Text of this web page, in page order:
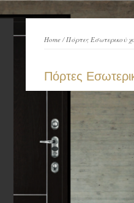
Home/Πόρτες Εσωτερικού
Πόρτες